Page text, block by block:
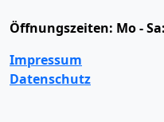
Öffnungszeiten: Mo -
Impressum
Datenschutz